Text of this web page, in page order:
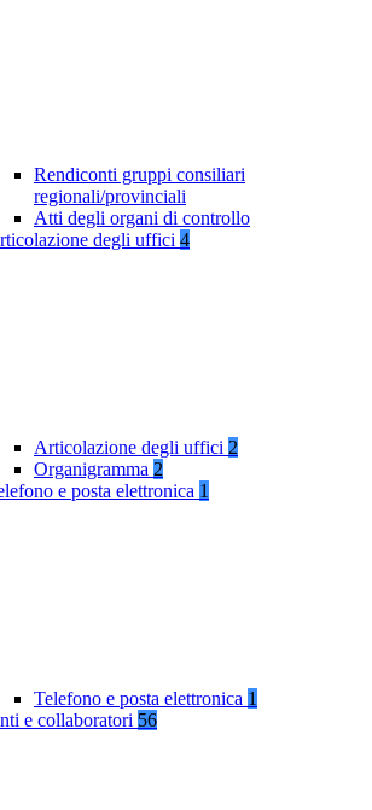
Rendiconti gruppi consiliari
regionali/provinciali
Atti degli organi di controllo
degli uffici 4
Articolazione degli uffici 2
Organigramma 2
e posta elettronica 1
Telefono e posta elettronica 1
e collaboratori 56